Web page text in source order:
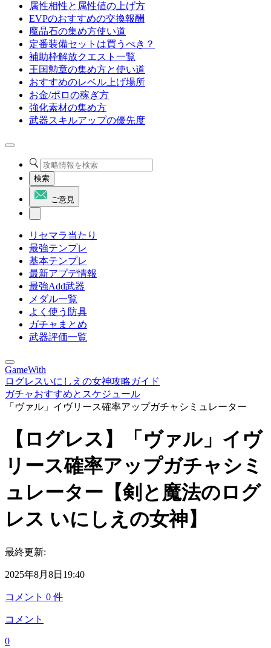
属性相性と属性値の上げ方
EVPのおすすめの交換報酬
魔晶石の集め方使い道
定番装備セットは買うべき？
補助枠解放クエスト一覧
王国勲章の集め方と使い道
おすすめのレベル上げ場所
お金/ポロの稼ぎ方
強化素材の集め方
武器スキルアップの優先度
検索
ご意見
リセマラ当たり
最強テンプレ
基本テンプレ
最新アプデ情報
最強Add武器
メダル一覧
よく使う防具
ガチャまとめ
武器評価一覧
GameWith
ログレスいにしえの女神攻略ガイド
ガチャおすすめとスケジュール
「ヴァル」イヴリース確率アップガチャシミュレーター
【ログレス】「ヴァル」イヴ
リース確率アップガチャシミ
ュレーター【剣と魔法のログ
レス いにしえの女神】
最終更新:
2025年8月8日19:40
コメント 0 件
コメント
0